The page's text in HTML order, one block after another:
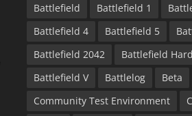
Battlefield Battlefield 1
Battlefield 4
Battlefield 5
Battlefield 2042
Battlefield
Battlefield V
Battlelog Beta
Community Test Environment